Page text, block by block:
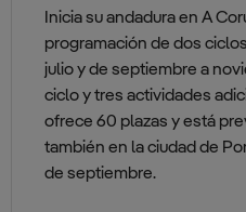
Inicia su andadura en A
programación de dos
julio y de septiembre a
ciclo y tres actividades
ofrece 60 plazas y está
también en la ciudad de
de septiembre.